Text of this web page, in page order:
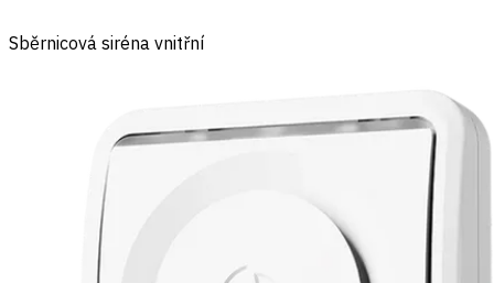
Sběrnicová siréna vnitřní